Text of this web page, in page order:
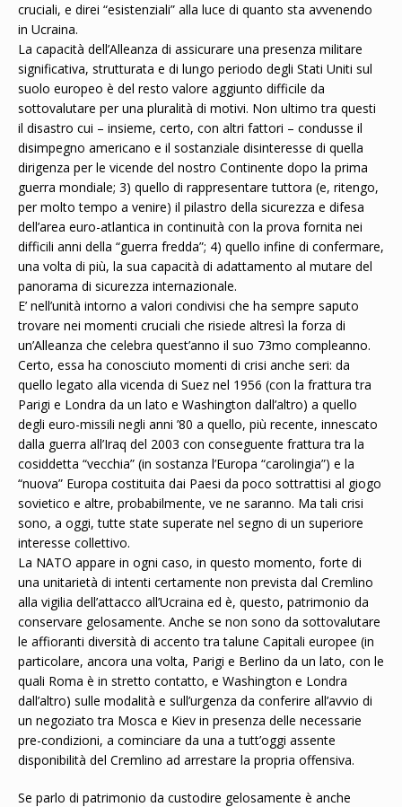
cruciali, e direi “esistenziali” alla luce di quanto sta avvenendo
in Ucraina.
La capacità dell’Alleanza di assicurare una presenza militare
significativa, strutturata e di lungo periodo degli Stati Uniti sul
suolo europeo è del resto valore aggiunto difficile da
sottovalutare per una pluralità di motivi. Non ultimo tra questi
il disastro cui – insieme, certo, con altri fattori – condusse il
disimpegno americano e il sostanziale disinteresse di quella
dirigenza per le vicende del nostro Continente dopo la prima
guerra mondiale; 3) quello di rappresentare tuttora (e, ritengo,
per molto tempo a venire) il pilastro della sicurezza e difesa
dell’area euro-atlantica in continuità con la prova fornita nei
difficili anni della “guerra fredda”; 4) quello infine di confermare,
una volta di più, la sua capacità di adattamento al mutare del
panorama di sicurezza internazionale.
E’ nell’unità intorno a valori condivisi che ha sempre saputo
trovare nei momenti cruciali che risiede altresì la forza di
un’Alleanza che celebra quest’anno il suo 73mo compleanno.
Certo, essa ha conosciuto momenti di crisi anche seri: da
quello legato alla vicenda di Suez nel 1956 (con la frattura tra
Parigi e Londra da un lato e Washington dall’altro) a quello
degli euro-missili negli anni ’80 a quello, più recente, innescato
dalla guerra all’Iraq del 2003 con conseguente frattura tra la
cosiddetta “vecchia” (in sostanza l’Europa “carolingia”) e la
“nuova” Europa costituita dai Paesi da poco sottrattisi al giogo
sovietico e altre, probabilmente, ve ne saranno. Ma tali crisi
sono, a oggi, tutte state superate nel segno di un superiore
interesse collettivo.
La NATO appare in ogni caso, in questo momento, forte di
una unitarietà di intenti certamente non prevista dal Cremlino
alla vigilia dell’attacco all’Ucraina ed è, questo, patrimonio da
conservare gelosamente. Anche se non sono da sottovalutare
le affioranti diversità di accento tra talune Capitali europee (in
particolare, ancora una volta, Parigi e Berlino da un lato, con le
quali Roma è in stretto contatto, e Washington e Londra
dall’altro) sulle modalità e sull’urgenza da conferire all’avvio di
un negoziato tra Mosca e Kiev in presenza delle necessarie
pre-condizioni, a cominciare da una a tutt’oggi assente
disponibilità del Cremlino ad arrestare la propria offensiva.
Se parlo di patrimonio da custodire gelosamente è anche